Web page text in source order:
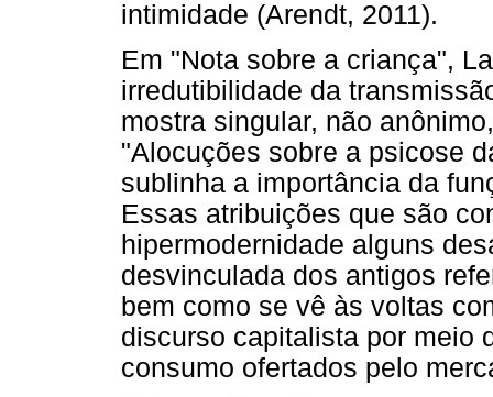
intimidade (Arendt, 2011).
Em "Nota sobre a criança",
irredutibilidade da
mostra singular, não
"Alocuções sobre a psicose
sublinha a importância da
Essas atribuições que são
hipermodernidade alguns
desvinculada dos antigos
bem como se vê às voltas
discurso capitalista por meio
consumo ofertados pelo